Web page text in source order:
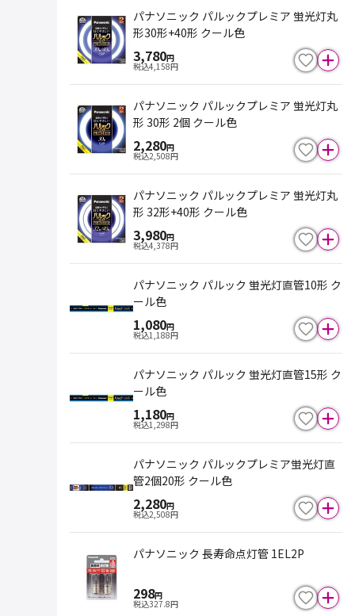
パナソニック パルックプレミア 蛍光灯丸
形30形+40形 クール色
3,780円
税込4,158円
パナソニック パルックプレミア 蛍光灯丸
形 30形 2個 クール色
2,280円
税込2,508円
パナソニック パルックプレミア 蛍光灯丸
形 32形+40形 クール色
3,980円
税込4,378円
パナソニック パルック 蛍光灯直管10形 ク
ール色
1,080円
税込1,188円
パナソニック パルック 蛍光灯直管15形 ク
ール色
1,180円
税込1,298円
パナソニック パルックプレミア蛍光灯直
管2個20形 クール色
2,280円
税込2,508円
パナソニック 長寿命点灯管 1EL2P
298円
税込327.8円